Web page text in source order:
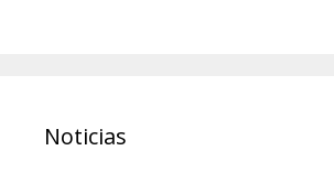
Noticias